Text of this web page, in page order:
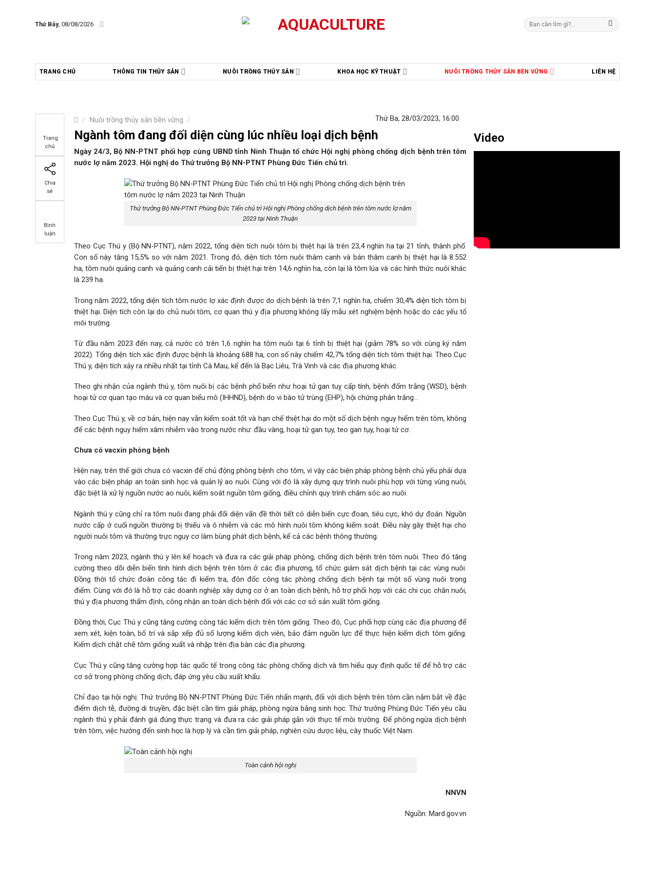
Thứ Bảy, 08/08/2026
Tìm
kiếm:
TRANG CHỦ THÔNG TIN THỦY SẢN NUÔI TRỒNG THỦY SẢN KHOA HỌC KỸ THUẬT NUÔI TRỒNG THỦY SẢN BỀN VỮNG LIÊN HỆ
/ Nuôi trồng thủy sản bền vững /
Trang
chủ
Chia
sẻ
Bình
luận
Thứ Ba, 28/03/2023, 16:00
Ngành tôm đang đối diện cùng lúc nhiều loại dịch bệnh
Ngày 24/3, Bộ NN-PTNT phối hợp cùng UBND tỉnh Ninh Thuận tổ chức Hội nghị phòng chống dịch bệnh trên tôm
nước lợ năm 2023. Hội nghị do Thứ trưởng Bộ NN-PTNT Phùng Đức Tiến chủ trì.
Thứ trưởng Bộ NN-PTNT Phùng Đức Tiến chủ trì Hội nghị Phòng chống dịch bệnh trên tôm nước lợ năm
2023 tại Ninh Thuận
Theo Cục Thú y (Bộ NN-PTNT), năm 2022, tổng diện tích nuôi tôm bị thiệt hại là trên 23,4 nghìn ha tại 21 tỉnh, thành phố.
Con số này tăng 15,5% so với năm 2021. Trong đó, diện tích tôm nuôi thâm canh và bán thâm canh bị thiệt hại là 8.552
ha, tôm nuôi quảng canh và quảng canh cải tiến bị thiệt hại trên 14,6 nghìn ha, còn lại là tôm lúa và các hình thức nuôi khác
là 239 ha.
Trong năm 2022, tổng diện tích tôm nước lợ xác định được do dịch bệnh là trên 7,1 nghìn ha, chiếm 30,4% diện tích tôm bị
thiệt hại. Diện tích còn lại do chủ nuôi tôm, cơ quan thú y địa phương không lấy mẫu xét nghiệm bệnh hoặc do các yếu tố
môi trường.
Từ đầu năm 2023 đến nay, cả nước có trên 1,6 nghìn ha tôm nuôi tại 6 tỉnh bị thiệt hại (giảm 78% so với cùng ký năm
2022). Tổng diện tích xác định được bệnh là khoảng 688 ha, con số này chiếm 42,7% tổng diện tích tôm thiệt hại. Theo Cục
Thú y, diện tích xảy ra nhiều nhất tại tỉnh Cà Mau, kế đến là Bạc Liêu, Trà Vinh và các địa phương khác.
Theo ghi nhận của ngành thú y, tôm nuôi bị các bệnh phổ biến như hoại tử gan tuỵ cấp tính, bệnh đốm trắng (WSD), bệnh
hoại tử cơ quan tạo máu và cơ quan biểu mô (IHHND), bệnh do vi bào tử trùng (EHP), hội chứng phân trắng…
Theo Cục Thú y, về cơ bản, hiện nay vẫn kiểm soát tốt và hạn chế thiệt hại do một số dịch bệnh nguy hiểm trên tôm, không
để các bệnh nguy hiểm xâm nhiễm vào trong nước như: đầu vàng, hoại tử gan tụy, teo gan tụy, hoại tử cơ.
Chưa có vacxin phòng bệnh
Hiện nay, trên thế giới chưa có vacxin để chủ động phòng bệnh cho tôm, vì vậy các biện pháp phòng bệnh chủ yếu phải dựa
vào các biện pháp an toàn sinh học và quản lý ao nuôi. Cùng với đó là xây dựng quy trình nuôi phù hợp với từng vùng nuôi,
đặc biệt là xử lý nguồn nước ao nuôi, kiểm soát nguồn tôm giống, điều chỉnh quy trình chăm sóc ao nuôi.
Ngành thú y cũng chỉ ra tôm nuôi đang phải đối diện vấn đề thời tiết có diễn biến cực đoan, tiêu cực, khó dự đoán. Nguồn
nước cấp ở cuối nguồn thường bị thiếu và ô nhiễm và các mô hình nuôi tôm không kiểm soát. Điều này gây thiệt hại cho
người nuôi tôm và thường trực nguy cơ làm bùng phát dịch bệnh, kể cả các bệnh thông thường.
Trong năm 2023, ngành thú y lên kế hoạch và đưa ra các giải pháp phòng, chống dịch bệnh trên tôm nuôi. Theo đó tăng
cường theo dõi diễn biến tình hình dịch bệnh trên tôm ở các địa phương, tổ chức giám sát dịch bệnh tại các vùng nuôi.
Đồng thời tổ chức đoàn công tác đi kiểm tra, đôn đốc công tác phòng chống dịch bệnh tại một số vùng nuôi trọng
điểm. Cùng với đó là hỗ trợ các doanh nghiệp xây dựng cơ ở an toàn dịch bệnh, hỗ trợ phối hợp với các chi cục chăn nuôi,
thú y địa phương thẩm định, công nhận an toàn dịch bệnh đối với các cơ sở sản xuất tôm giống.
Đồng thời, Cục Thú y cũng tăng cường công tác kiểm dịch trên tôm giống. Theo đó, Cục phối hợp cùng các địa phương để
xem xét, kiện toàn, bố trí và sắp xếp đủ số lượng kiểm dịch viên, bảo đảm nguồn lực để thực hiện kiểm dịch tôm giống.
Kiểm dịch chặt chẽ tôm giống xuất và nhập trên địa bàn các địa phương.
Cục Thú y cũng tăng cường hợp tác quốc tế trong công tác phòng chống dịch và tìm hiểu quy định quốc tế để hỗ trợ các
cơ sở trong phòng chống dịch, đáp ứng yêu cầu xuất khẩu.
Chỉ đạo tại hội nghị. Thứ trưởng Bộ NN-PTNT Phùng Đức Tiến nhấn mạnh, đối với dịch bệnh trên tôm cần nắm bắt về đặc
điểm dịch tễ, đường di truyền, đặc biệt cần tìm giải pháp, phòng ngừa bằng sinh học. Thứ trưởng Phùng Đức Tiến yêu cầu
ngành thú y phải đánh giá đúng thực trạng và đưa ra các giải pháp gắn với thực tế môi trường. Để phòng ngừa dịch bệnh
trên tôm, việc hướng đến sinh học là hợp lý và cần tìm giải pháp, nghiên cứu dược liệu, cây thuốc Việt Nam.
Toàn cảnh hội nghị
NNVN
Nguồn: Mard.gov.vn
Video